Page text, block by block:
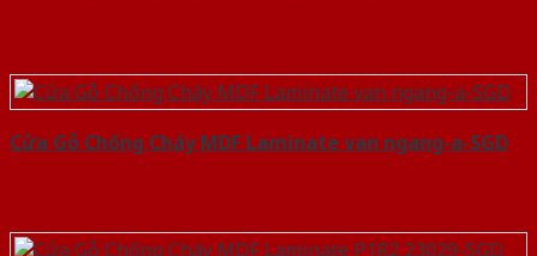
Cửa Gỗ Chống Cháy MDF Laminate van ngang-a-SGD